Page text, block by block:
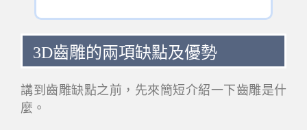
3D齒雕的兩項缺點及優勢
講到齒雕缺點之前，先來簡短介紹一下齒雕是什
麼。